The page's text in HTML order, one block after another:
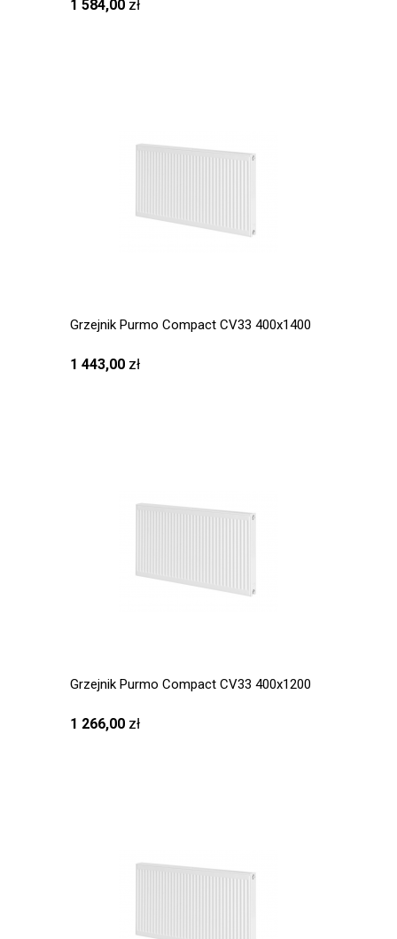
1 584,00 zł
Grzejnik Purmo Compact CV33 400x1400
1 443,00 zł
Grzejnik Purmo Compact CV33 400x1200
1 266,00 zł